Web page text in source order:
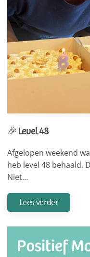
🎉 Level 48
Afgelopen weekend
heb level 48 behaald.
Niet…
Lees verder